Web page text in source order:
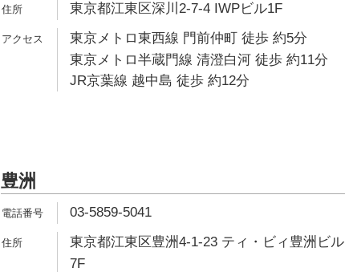
東京都江東区深川2-7-4 IWPビル1F
東京メトロ東西線 門前仲町 徒歩 約5分
東京メトロ半蔵門線 清澄白河 徒歩 約11分
JR京葉線 越中島 徒歩 約12分
豊洲
03-5859-5041
東京都江東区豊洲4-1-23 ティ・ビィ豊洲ビル
7F